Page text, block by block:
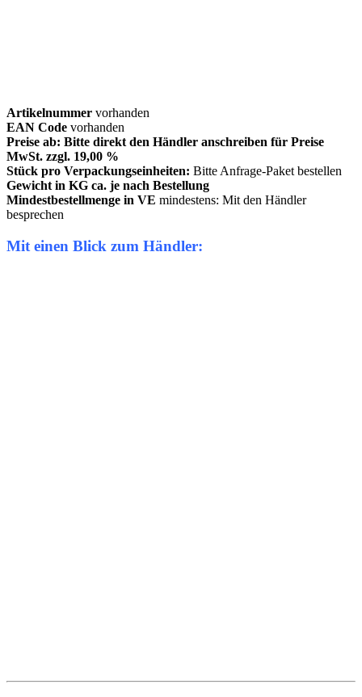
Artikelnummer vorhanden
EAN Code vorhanden
Preise ab: Bitte direkt den Händler anschreiben für Preise
MwSt. zzgl. 19,00 %
Stück pro Verpackungseinheiten: Bitte Anfrage-Paket bestellen
Gewicht in KG ca. je nach Bestellung
Mindestbestellmenge in VE mindestens: Mit den Händler
besprechen
Mit einen Blick zum Händler: